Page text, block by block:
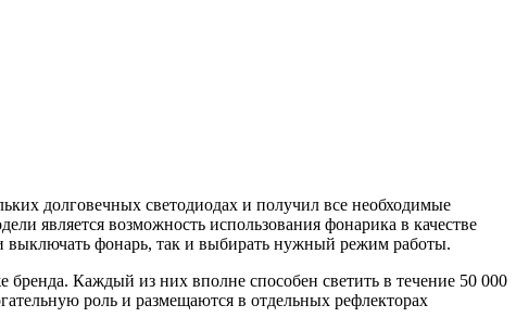
долговечных светодиодах и получил все необходимые
является возможность использования фонарика в качестве
выключать фонарь, так и выбирать нужный режим работы.
Каждый из них вполне способен светить в течение 50 000
роль и размещаются в отдельных рефлекторах